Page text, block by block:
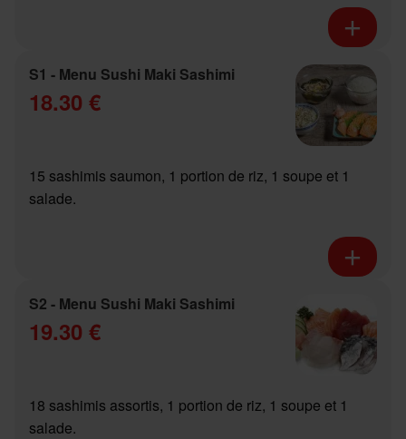
S1 - Menu Sushi Maki Sashimi
18.30 €
15 sashimis saumon, 1 portion de riz, 1 soupe et 1
salade.
S2 - Menu Sushi Maki Sashimi
19.30 €
18 sashimis assortis, 1 portion de riz, 1 soupe et 1
salade.